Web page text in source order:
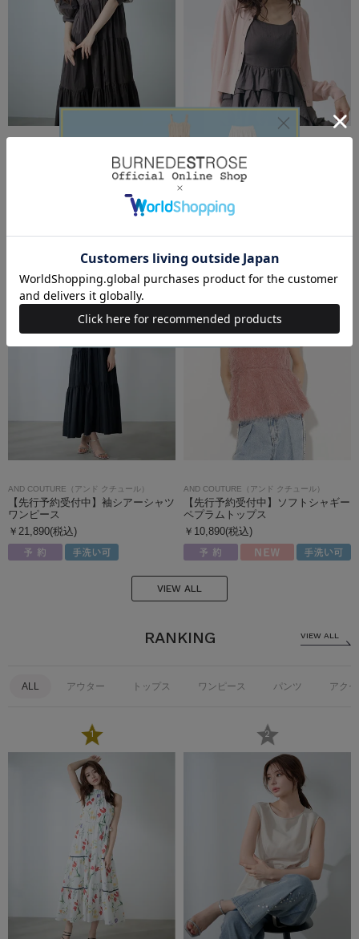
【先行予約受付中】袖シアーシャツ
【UVカット】クルーネックカーデ
ィガン
AND COUTURE（アンド クチュール）
【先行予約受付中】袖シアーシャツ
ワンピース
￥21,890(税込)
AND COUTURE（アンド クチュール）
【先行予約受付中】ソフトシャギー
ペプラムトップス
￥10,890(税込)
VIEW ALL
RANKING
ALL アウター トップス ワンピース パンツ アク
1 2
VIEW ALL